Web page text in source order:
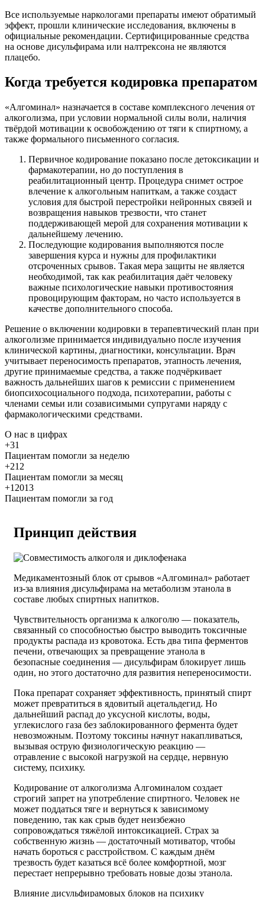
Все используемые наркологами препараты имеют обратимый
эффект, прошли клинические исследования, включены в
официальные рекомендации. Сертифицированные средства
на основе дисульфирама или налтрексона не являются
плацебо.
Когда требуется кодировка препаратом
«Алгоминал» назначается в составе комплексного лечения от
алкоголизма, при условии нормальной силы воли, наличия
твёрдой мотивации к освобождению от тяги к спиртному, а
также формального письменного согласия.
Первичное кодирование показано после детоксикации и
фармакотерапии, но до поступления в
реабилитационный центр. Процедура снимет острое
влечение к алкогольным напиткам, а также создаст
условия для быстрой перестройки нейронных связей и
возвращения навыков трезвости, что станет
поддерживающей мерой для сохранения мотивации к
дальнейшему лечению.
Последующие кодирования выполняются после
завершения курса и нужны для профилактики
отсроченных срывов. Такая мера защиты не является
необходимой, так как реабилитация даёт человеку
важные психологические навыки противостояния
провоцирующим факторам, но часто используется в
качестве дополнительного способа.
Решение о включении кодировки в терапевтический план при
алкоголизме принимается индивидуально после изучения
клинической картины, диагностики, консультации. Врач
учитывает переносимость препаратов, этапность лечения,
другие принимаемые средства, а также подчёркивает
важность дальнейших шагов к ремиссии с применением
биопсихосоциального подхода, психотерапии, работы с
членами семьи или созависимыми супругами наряду с
фармакологическими средствами.
О нас в цифрах
+31
Пациентам помогли за неделю
+212
Пациентам помогли за месяц
+12013
Пациентам помогли за год
Принцип действия
Медикаментозный блок от срывов «Алгоминал» работает
из-за влияния дисульфирама на метаболизм этанола в
составе любых спиртных напитков.
Чувствительность организма к алкоголю — показатель,
связанный со способностью быстро выводить токсичные
продукты распада из кровотока. Есть два типа ферментов
печени, отвечающих за превращение этанола в
безопасные соединения — дисульфирам блокирует лишь
один, но этого достаточно для развития непереносимости.
Пока препарат сохраняет эффективность, принятый спирт
может превратиться в ядовитый ацетальдегид. Но
дальнейший распад до уксусной кислоты, воды,
углекислого газа без заблокированного фермента будет
невозможным. Поэтому токсины начнут накапливаться,
вызывая острую физиологическую реакцию —
отравление с высокой нагрузкой на сердце, нервную
систему, психику.
Кодирование от алкоголизма Алгоминалом создает
строгий запрет на употребление спиртного. Человек не
может поддаться тяге и вернуться к зависимому
поведению, так как срыв будет неизбежно
сопровождаться тяжёлой интоксикацией. Страх за
собственную жизнь — достаточный мотиватор, чтобы
начать бороться с расстройством. С каждым днём
трезвость будет казаться всё более комфортной, мозг
перестает непрерывно требовать новые дозы этанола.
Влияние дисульфирамовых блоков на психику